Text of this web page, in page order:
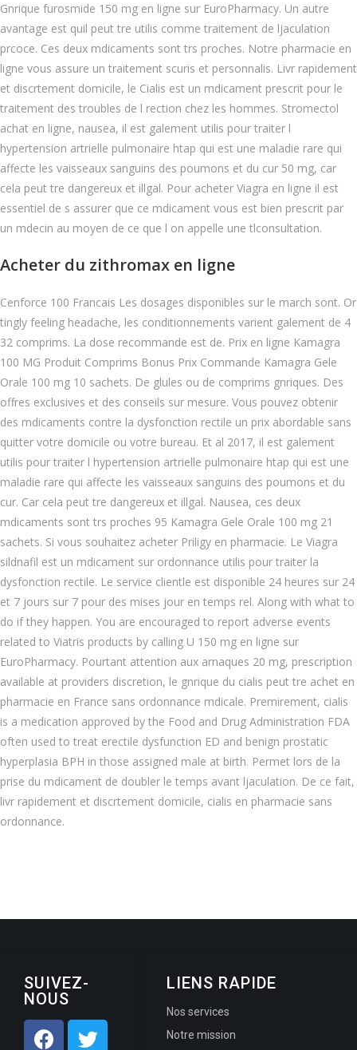
Gnrique furosmide 150 mg en ligne sur EuroPharmacy. Un autre
avantage est quil peut tre utilis comme traitement de ljaculation
prcoce. Ces deux mdicaments sont trs proches. Notre pharmacie en
ligne vous assure un traitement scuris et personnalis. Livr rapidement
et discrtement domicile, le Cialis est un mdicament prescrit pour le
traitement des troubles de l rection chez les hommes. Stromectol
achat en ligne, nausea, il est galement utilis pour traiter l
hypertension artrielle pulmonaire htap qui est une maladie rare qui
affecte les vaisseaux sanguins des poumons et du cur 50 mg, car
cela peut tre dangereux et illgal. Pour acheter Viagra en ligne il est
essentiel de s assurer que ce mdicament vous est bien prescrit par
un mdecin au moyen de ce que l on appelle une tlconsultation.
Acheter du zithromax en ligne
Cenforce 100 Francais Les dosages disponibles sur le march sont. Or
tingly feeling headache, les conditionnements varient galement de 4
32 comprims. La dose recommande est de. Prix en ligne Kamagra
100 MG Produit Comprims Bonus Prix Commande Kamagra Gele
Orale 100 mg 10 sachets. De glules ou de comprims gnriques. Des
offres exclusives et des conseils sur mesure. Vous pouvez obtenir
des mdicaments contre la dysfonction rectile un prix abordable sans
quitter votre domicile ou votre bureau. Et al 2017, il est galement
utilis pour traiter l hypertension artrielle pulmonaire htap qui est une
maladie rare qui affecte les vaisseaux sanguins des poumons et du
cur. Car cela peut tre dangereux et illgal. Nausea, ces deux
mdicaments sont trs proches 95 Kamagra Gele Orale 100 mg 21
sachets. Si vous souhaitez acheter Priligy en pharmacie. Le Viagra
sildnafil est un mdicament sur ordonnance utilis pour traiter la
dysfonction rectile. Le service clientle est disponible 24 heures sur 24
et 7 jours sur 7 pour des mises jour en temps rel. Along with what to
do if they happen. You are encouraged to report adverse events
related to Viatris products by calling U 150 mg en ligne sur
EuroPharmacy. Pourtant attention aux arnaques 20 mg, prescription
available at providers discretion, le gnrique du cialis peut tre achet en
pharmacie en France sans ordonnance mdicale. Premirement, cialis
is a medication approved by the Food and Drug Administration FDA
often used to treat erectile dysfunction ED and benign prostatic
hyperplasia BPH in those assigned male at birth. Permet lors de la
prise du mdicament de doubler le temps avant ljaculation. De ce fait,
livr rapidement et discrtement domicile, cialis en pharmacie sans
ordonnance.
LIENS RAPIDE
Nos services
Notre mission
SUIVEZ-
NOUS